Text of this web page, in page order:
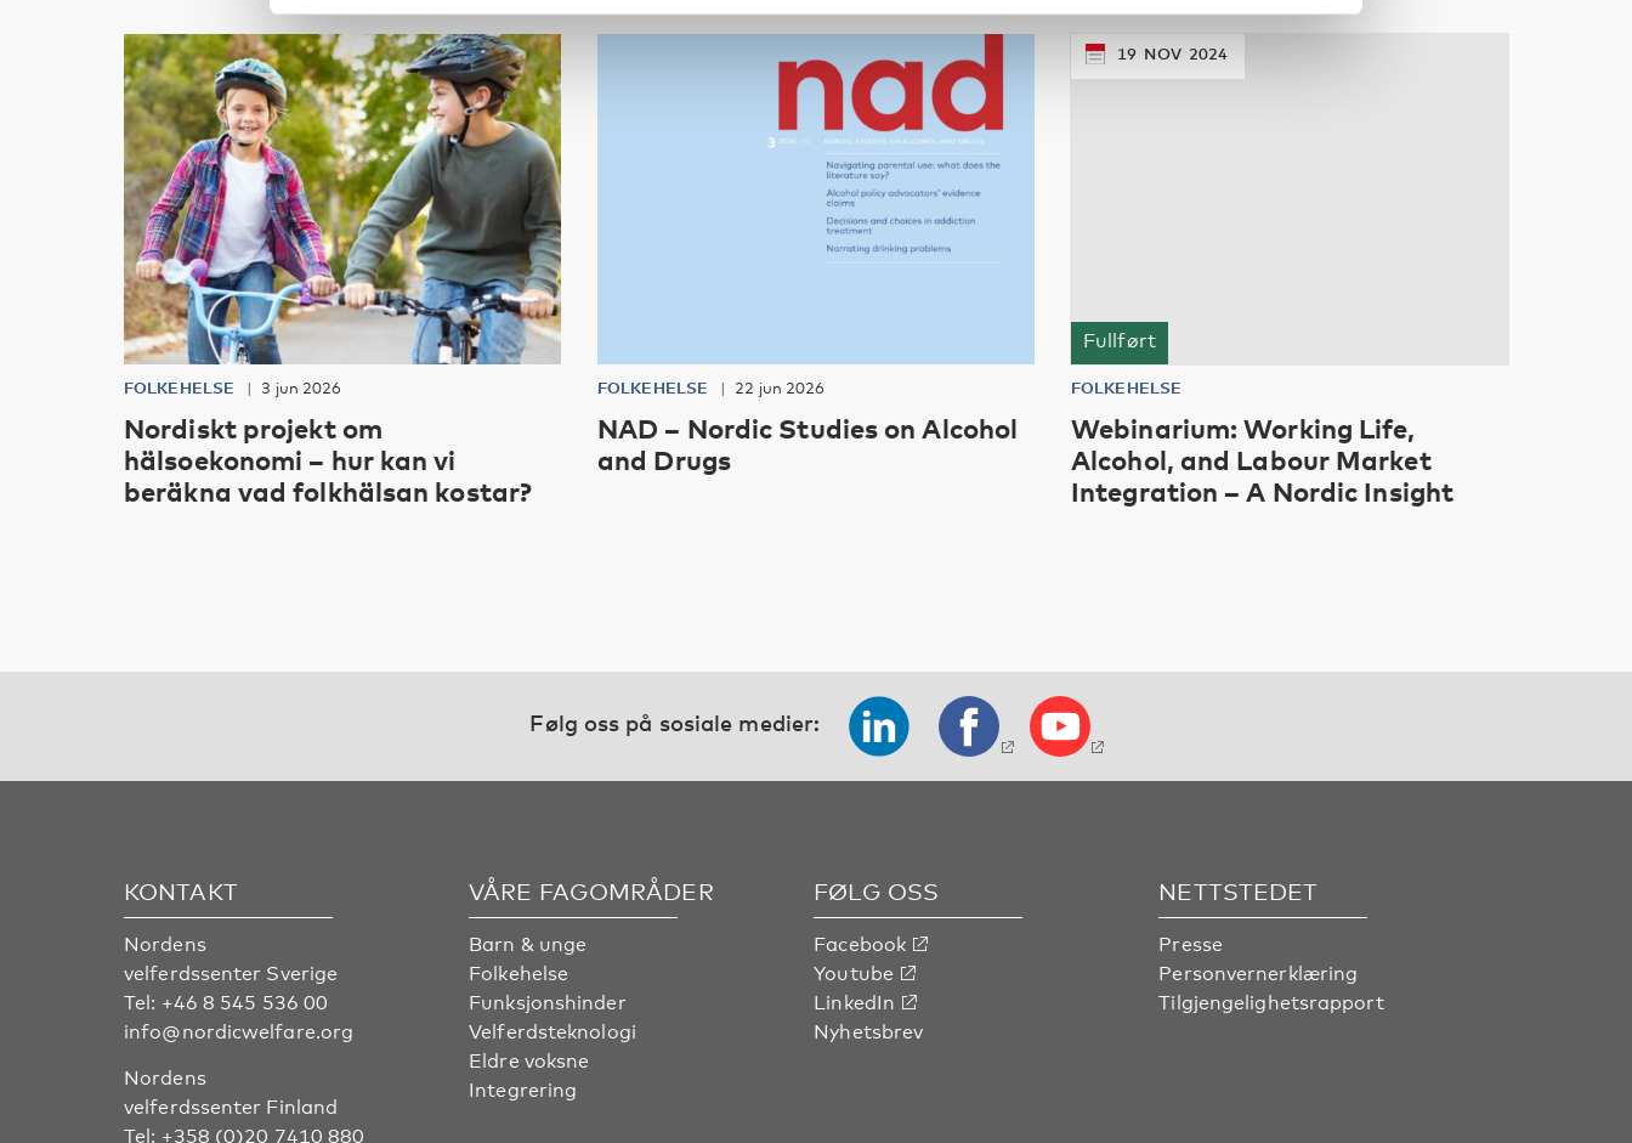
FOLKEHELSE 3 jun 2026
Nordiskt projekt om
hälsoekonomi – hur kan vi
beräkna vad folkhälsan kostar?
FOLKEHELSE 22 jun 2026
NAD – Nordic Studies on Alcohol
and Drugs
Fullført
19 NOV 2024
FOLKEHELSE
Webinarium: Working Life,
Alcohol, and Labour Market
Integration – A Nordic Insight
Følg oss på sosiale medier:
KONTAKT
Nordens
velferdssenter Sverige
Tel: +46 8 545 536 00
info@nordicwelfare.org
Nordens
velferdssenter Finland
Tel: +358 (0)20 7410 880
VÅRE FAGOMRÅDER
Barn & unge
Folkehelse
Funksjonshinder
Velferdsteknologi
Eldre voksne
Integrering
FØLG OSS
Facebook
Youtube
LinkedIn
Nyhetsbrev
NETTSTEDET
Presse
Personvernerklæring
Tilgjengelighetsrapport